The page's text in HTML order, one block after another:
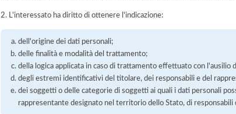
2. L'interessato ha diritto di ottenere l'indicazione:
dell'origine dei dati personali;
delle finalità e modalità del trattamento;
della logica applicata in caso di trattamento effettuato con l'ausilio
degli estremi identificativi del titolare, dei responsabili e del
dei soggetti o delle categorie di soggetti ai quali i dati personali
rappresentante designato nel territorio dello Stato, di responsabili